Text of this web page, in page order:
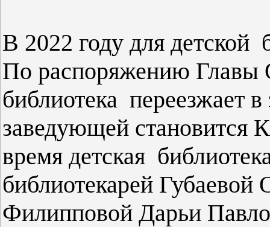
В 2022 году для детской
По распоряжению Главы
библиотека
заведующей становится
время детская
библиотекарей
Филипповой Дарьи